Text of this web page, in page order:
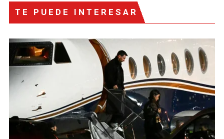
TE PUEDE INTERESAR